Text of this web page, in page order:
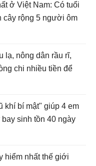
ở Việt Nam: Có tuổi
cây rộng 5 người ôm
lạ, nông dân rầu rĩ,
chi nhiều tiền để
khí bí mật" giúp 4 em
sinh tồn 40 ngày
hiểm nhất thế giới